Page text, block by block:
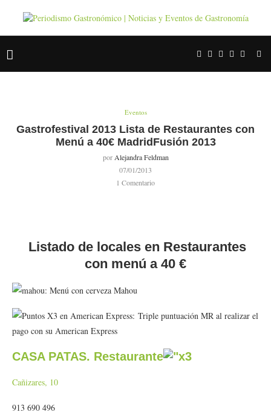
Eventos
Gastrofestival 2013 Lista de Restaurantes con
Menú a 40€ MadridFusión 2013
por Alejandra Feldman
07/01/2013
1 Comentario
Listado de locales en Restaurantes
con menú a 40 €
: Menú con cerveza Mahou
: Triple puntuación MR al realizar el
pago con su American Express
CASA PATAS. Restaurante
Cañizares, 10
913 690 496